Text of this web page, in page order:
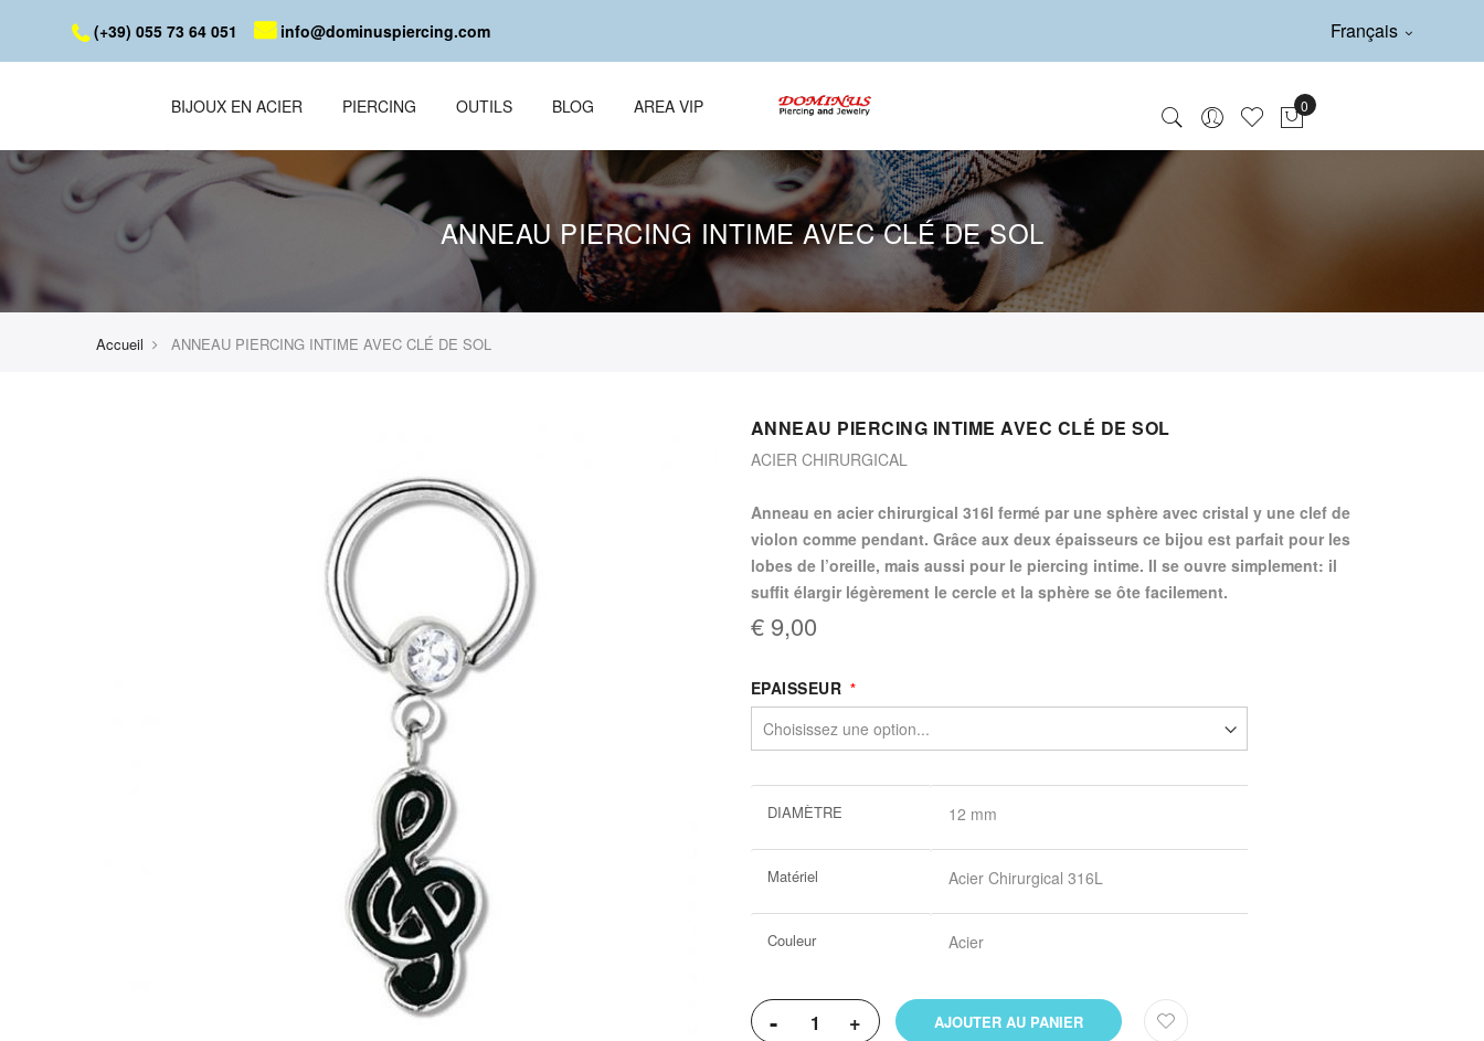
(+39) 055 73 64 051 info@dominuspiercing.com Français
BIJOUX EN ACIER PIERCING OUTILS BLOG AREA VIP
ANNEAU PIERCING INTIME AVEC CLÉ DE SOL
Accueil ANNEAU PIERCING INTIME AVEC CLÉ DE SOL
ANNEAU PIERCING INTIME AVEC CLÉ DE SOL
ACIER CHIRURGICAL
Anneau en acier chirurgical 316l fermé par une sphère avec cristal y une clef de
violon comme pendant. Grâce aux deux épaisseurs ce bijou est parfait pour les
lobes de l’oreille, mais aussi pour le piercing intime. Il se ouvre simplement: il
suffit élargir légèrement le cercle et la sphère se ôte facilement.
€ 9,00
EPAISSEUR
d’information
DIAMÈTRE 12 mm
Matériel Acier Chirurgical 316L
Couleur Acier
- + AJOUTER AU PANIER